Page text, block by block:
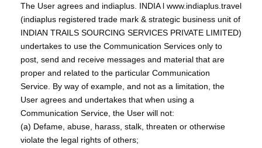
The User agrees and indiaplus. INDIA l www.indiaplus.travel
(indiaplus registered trade mark & strategic business unit of
INDIAN TRAILS SOURCING SERVICES PRIVATE LIMITED)
undertakes to use the Communication Services only to
post, send and receive messages and material that are
proper and related to the particular Communication
Service. By way of example, and not as a limitation, the
User agrees and undertakes that when using a
Communication Service, the User will not:
(a) Defame, abuse, harass, stalk, threaten or otherwise
violate the legal rights of others;